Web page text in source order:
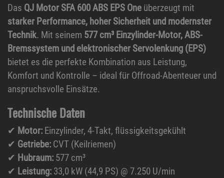
Das QJ Motor SFA 600 ABS EPS One überzeugt mit
starker Performance, hoher Sicherheit und modernster
Technik. Mit seinem 577 cm³ Einzylinder-Motor, ABS-
Bremssystem und elektronischer Servolenkung (EPS)
bietet es die perfekte Kombination aus Leistung,
Komfort und Kontrolle – ideal für Offroad-Abenteuer und
anspruchsvolle Einsätze.
Technische Daten
✔ Motor: Einzylinder, 4-Takt, flüssigkeitsgekühlt
✔ Getriebe: CVT (Keilriemen)
✔ Hubraum: 577 cm³
✔ Leistung: 33,0 kW (44,9 PS) @ 7.250 U/min